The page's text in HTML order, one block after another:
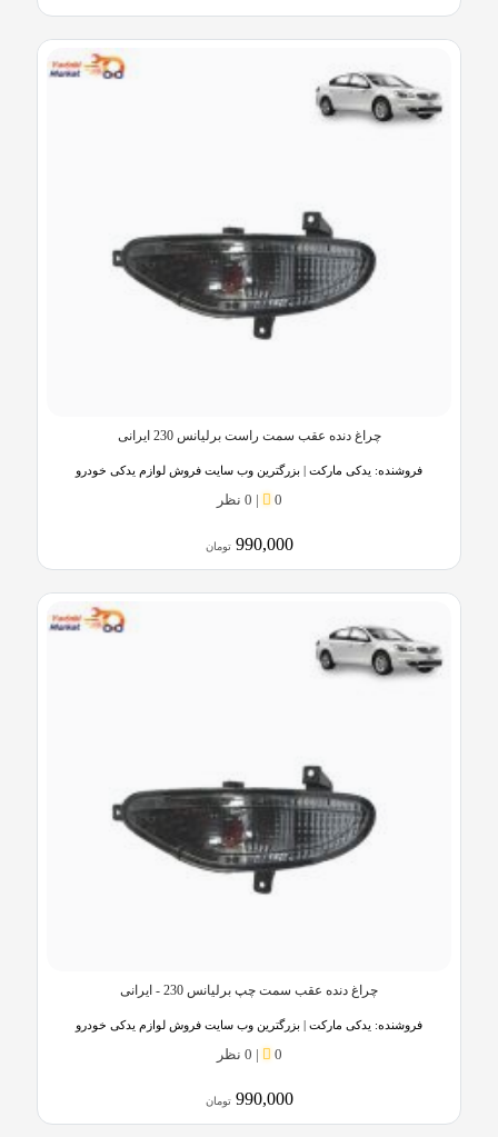
چراغ دنده عقب سمت راست برلیانس 230 ایرانی
فروشنده: یدکی مارکت | بزرگترین وب سایت فروش لوازم یدکی خودرو
0
| 0 نظر
990,000 تومان
چراغ دنده عقب سمت چپ برلیانس 230 - ایرانی
فروشنده: یدکی مارکت | بزرگترین وب سایت فروش لوازم یدکی خودرو
0
| 0 نظر
990,000 تومان